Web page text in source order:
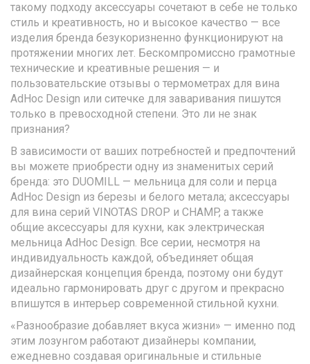
такому подходу аксессуары сочетают в себе не только
стиль и креативность, но и высокое качество — все
изделия бренда безукоризненно функционируют на
протяжении многих лет. Бескомпромиссно грамотные
технические и креативные решения — и
пользовательские отзывы о термометрах для вина
AdHoc Design или ситечке для заваривания пишутся
только в превосходной степени. Это ли не знак
признания?
В зависимости от ваших потребностей и предпочтений
вы можете приобрести одну из знаменитых серий
бренда: это DUOMILL — мельница для соли и перца
AdHoc Design из березы и белого метала; аксессуары
для вина серий VINOTAS DROP и CHAMP, а также
общие аксессуары для кухни, как электрическая
мельница AdHoc Design. Все серии, несмотря на
индивидуальность каждой, объединяет общая
дизайнерская концепция бренда, поэтому они будут
идеально гармонировать друг с другом и прекрасно
впишутся в интерьер современной стильной кухни.
«Разнообразие добавляет вкуса жизни» — именно под
этим лозунгом работают дизайнеры компании,
ежедневно создавая оригинальные и стильные